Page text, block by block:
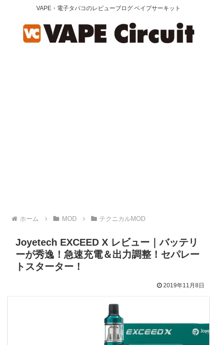
VAPE・電子タバコのレビューブログ ベイプサーキット
ホーム MOD テクニカルMOD
Joyetech EXCEED X レビュー｜バッテリ
ーが秀逸！急速充電＆出力調整！セパレー
トスターター！
2019年11月8日